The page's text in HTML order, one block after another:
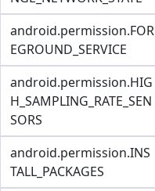
android.permission.FOR
EGROUND_SERVICE
android.permission.HIG
H_SAMPLING_RATE_SEN
SORS
android.permission.INS
TALL_PACKAGES